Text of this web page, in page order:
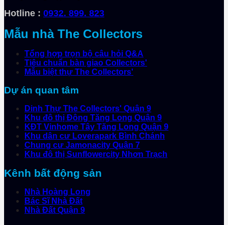
Hotline : 0932. 899. 823
Mẫu nhà The Collectors
Tổng hợp trọn bộ câu hỏi Q&A
Tiêu chuẩn bàn giao Collectors'
Mẫu biệt thự The Collectors'
Dự án quan tâm
Dinh Thự The Collectors' Quận 9
Khu đô thị Đông Tăng Long Quận 9
KĐT Vinhome Tây Tăng Long Quận 9
Khu dân cư Loverapark Bình Chánh
Chung cư Jamonacity Quận 7
Khu đô thị Sunflowercity Nhơn Trạch
Kênh bất động sản
Nhà Hoàng Long
Bác Sĩ Nhà Đất
Nhà Đất Quận 9